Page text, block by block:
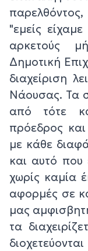
"εμείς
αρκετούς
Δημοτική
διαχείριση
Νάουσας. Τα
από τότε
πρόεδρος και
με κάθε
και αυτό που
χωρίς καμία
αφορμές σε
μας
τα